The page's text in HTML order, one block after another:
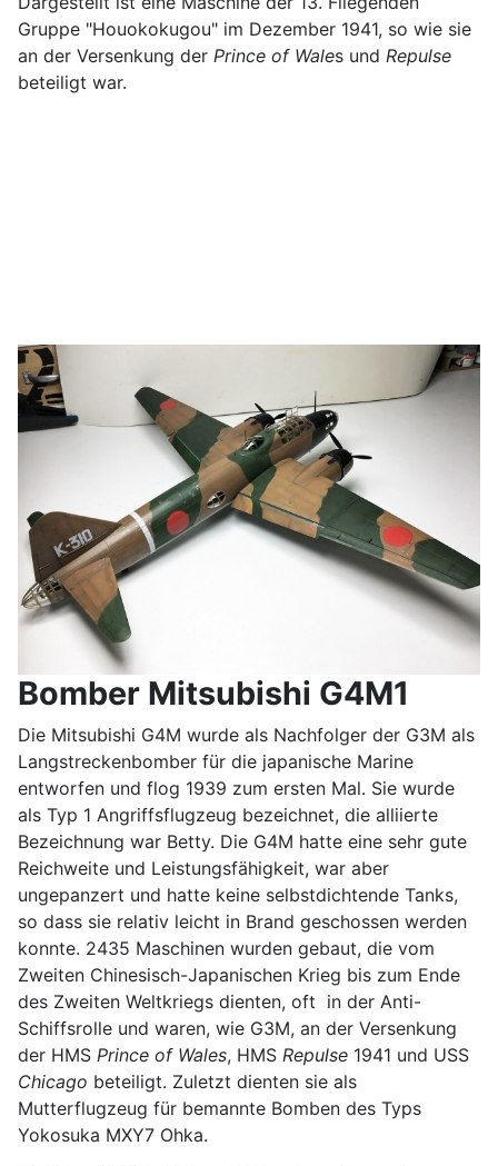
Gruppe "Houokokugou" im Dezember 1941, so wie sie
an der Versenkung der Prince of Wales und Repulse
beteiligt war.
Bomber Mitsubishi G4M1
Die Mitsubishi G4M wurde als Nachfolger der G3M als
Langstreckenbomber für die japanische Marine
entworfen und flog 1939 zum ersten Mal. Sie wurde
als Typ 1 Angriffsflugzeug bezeichnet, die alliierte
Bezeichnung war Betty. Die G4M hatte eine sehr gute
Reichweite und Leistungsfähigkeit, war aber
ungepanzert und hatte keine selbstdichtende Tanks,
so dass sie relativ leicht in Brand geschossen werden
konnte. 2435 Maschinen wurden gebaut, die vom
Zweiten Chinesisch-Japanischen Krieg bis zum Ende
des Zweiten Weltkriegs dienten, oft in der Anti-
Schiffsrolle und waren, wie G3M, an der Versenkung
der HMS Prince of Wales, HMS Repulse 1941 und USS
Chicago beteiligt. Zuletzt dienten sie als
Mutterflugzeug für bemannte Bomben des Typs
Yokosuka MXY7 Ohka.